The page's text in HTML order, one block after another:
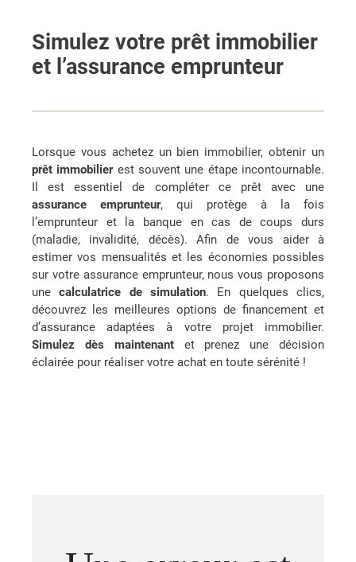
Simulez votre prêt immobilier
et l’assurance emprunteur
Lorsque vous achetez un bien immobilier, obtenir un
prêt immobilierest souvent une étape incontournable.
Il est essentiel de compléter ce prêt avec une
assurance emprunteur, qui protège à la fois
l’emprunteur et la banque en cas de coups durs
(maladie, invalidité, décès). Afin de vous aider à
estimer vos mensualités et les économies possibles
sur votre assurance emprunteur, nous vous proposons
unecalculatrice de simulation. En quelques clics,
découvrez les meilleures options de financement et
d’assurance adaptées à votre projet immobilier.
Simulez dès maintenantet prenez une décision
éclairée pour réaliser votre achat en toute sérénité !